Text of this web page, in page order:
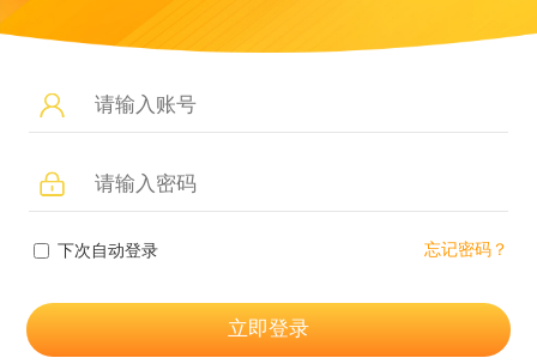
下次自动登录 忘记密码？
立即登录